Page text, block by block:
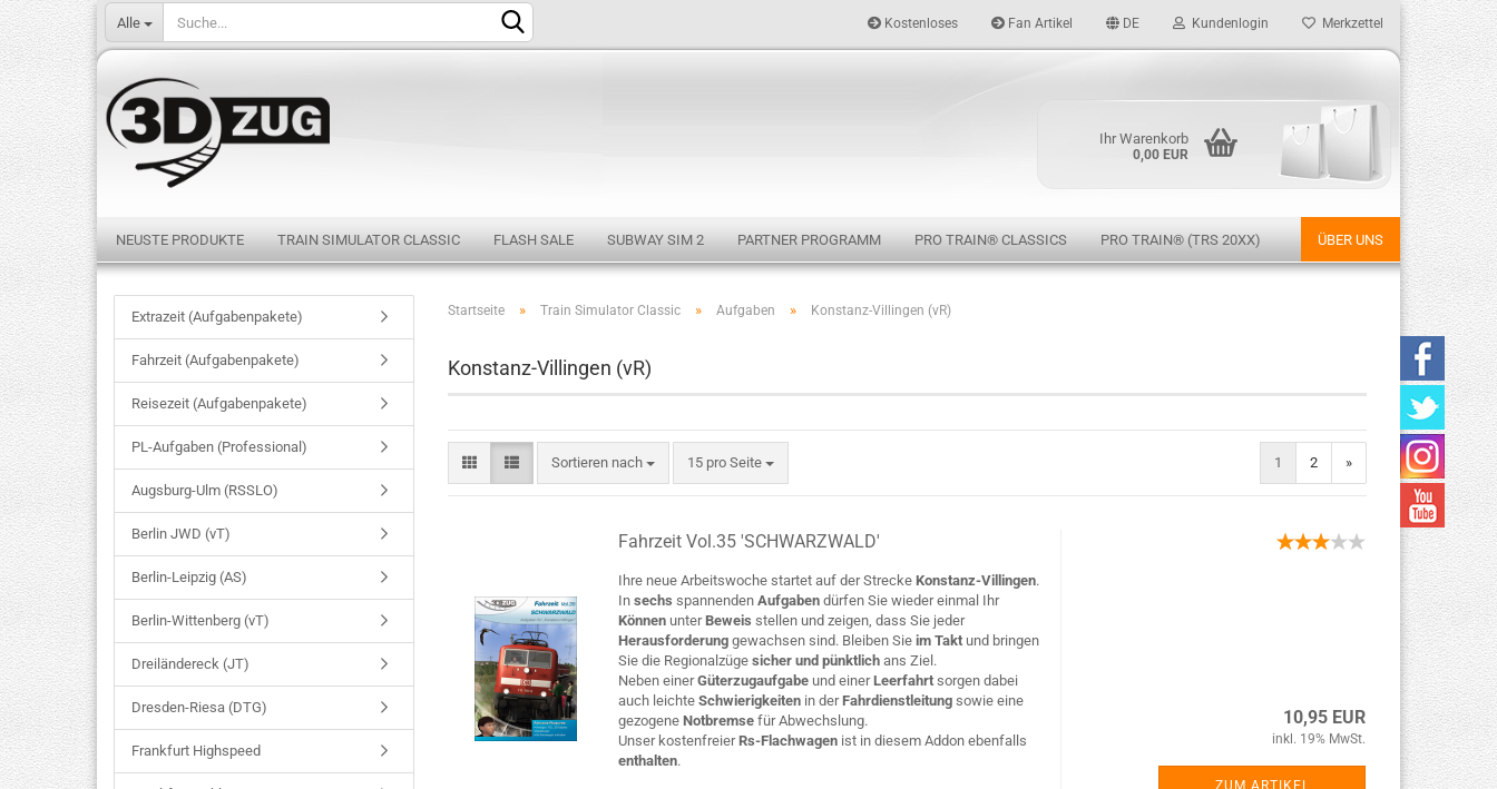
Kostenloses Fan Artikel DE Kundenlogin Merkzettel
Alle
Ihr Warenkorb
0,00 EUR
NEUSTE PRODUKTE TRAIN SIMULATOR CLASSIC FLASH SALE SUBWAY SIM 2 PARTNER PROGRAMM PRO TRAIN® CLASSICS PRO TRAIN® (TRS 20XX) ÜBER UNS
Startseite » Train Simulator Classic » Aufgaben » Konstanz-Villingen (vR)
Konstanz-Villingen (vR)
Sortieren nach 15 pro Seite 1 2 »
Fahrzeit Vol.35 'SCHWARZWALD'
Ihre neue Arbeitswoche startet auf der Strecke Konstanz-Villingen.
In sechs spannenden Aufgaben dürfen Sie wieder einmal Ihr
Können unterBeweis stellen und zeigen, dass Sie jeder
Herausforderung gewachsen sind. Bleiben Sie im Takt und bringen
Sie die Regionalzüge sicher und pünktlich ans Ziel.
Neben einerGüterzugaufgabe und einerLeerfahrt sorgen dabei
auch leichte Schwierigkeiten in derFahrdienstleitung sowie eine
gezogene Notbremse für Abwechslung.
Unser kostenfreierRs-Flachwagen ist in diesem Addon ebenfalls
enthalten.
10,95 EUR
inkl. 19% MwSt.
ZUM ARTIKEL
Extrazeit (Aufgabenpakete)
Fahrzeit (Aufgabenpakete)
Reisezeit (Aufgabenpakete)
PL-Aufgaben (Professional)
Augsburg-Ulm (RSSLO)
Berlin JWD (vT)
Berlin-Leipzig (AS)
Berlin-Wittenberg (vT)
Dreiländereck (JT)
Dresden-Riesa (DTG)
Frankfurt Highspeed